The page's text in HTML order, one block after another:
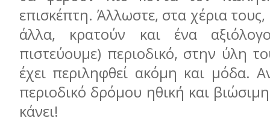
επισκέπτη. Άλλωστε, στα χέρια
άλλα, κρατούν και ένα
πιστεύουμε) περιοδικό, στην ύλη
έχει περιληφθεί ακόμη και μόδα.
περιοδικό δρόμου ηθική και
κάνει!